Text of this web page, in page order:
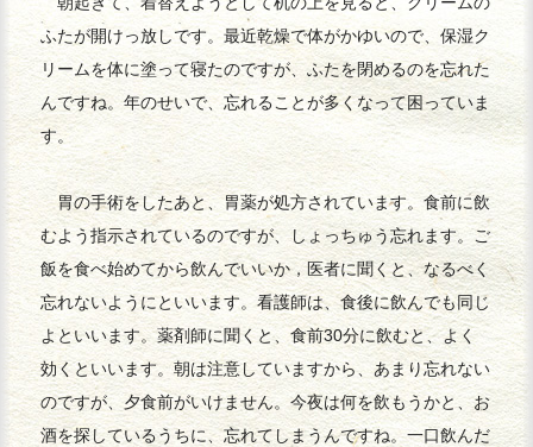
ふたが開けっ放しです。最近乾燥で体がかゆいので、保湿ク
リームを体に塗って寝たのですが、ふたを閉めるのを忘れた
んですね。年のせいで、忘れることが多くなって困っていま
す。
胃の手術をしたあと、胃薬が処方されています。食前に飲
むよう指示されているのですが、しょっちゅう忘れます。ご
飯を食べ始めてから飲んでいいか，医者に聞くと、なるべく
忘れないようにといいます。看護師は、食後に飲んでも同じ
よといいます。薬剤師に聞くと、食前30分に飲むと、よく
効くといいます。朝は注意していますから、あまり忘れない
のですが、夕食前がいけません。今夜は何を飲もうかと、お
酒を探しているうちに、忘れてしまうんですね。一口飲んだ